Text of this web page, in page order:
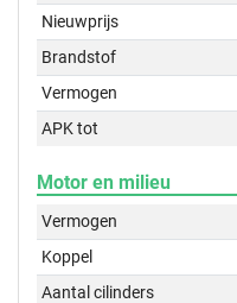
Nieuwprijs
Brandstof
Vermogen
APK tot
Motor en milieu
Vermogen
Koppel
Aantal cilinders